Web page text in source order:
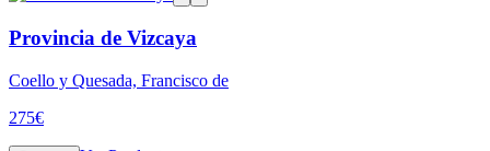
Provincia de Vizcaya
Coello y Quesada, Francisco de
275€